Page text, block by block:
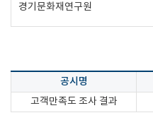
경기문화재연구원
공시명
고객만족도 조사 결과